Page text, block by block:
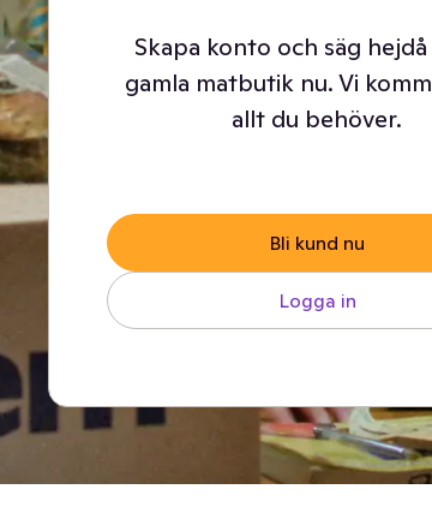
Skapa konto och säg
gamla matbutik nu. Vi
allt du behöver.
Bli kund nu
Logga in